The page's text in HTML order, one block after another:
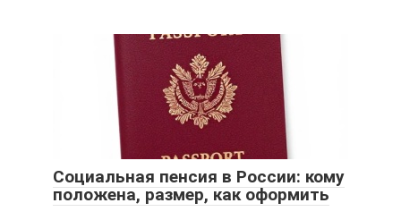
Социальная пенсия в России: кому
положена, размер, как оформить